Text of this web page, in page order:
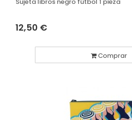
12,50 €
Comprar